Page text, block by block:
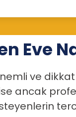
Eve
ve
ancak